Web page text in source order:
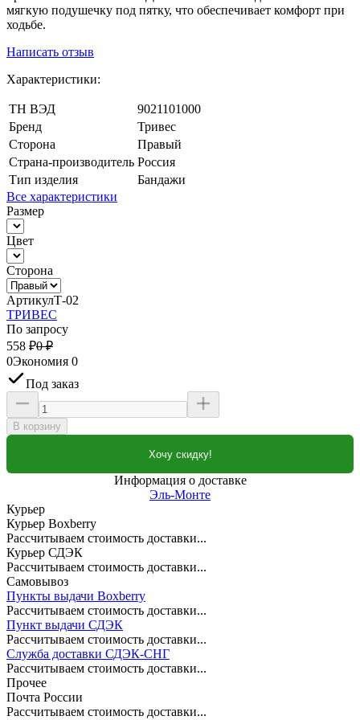
мягкую подушечку под пятку, что обеспечивает комфорт при
ходьбе.
Написать отзыв
Характеристики:
ТН ВЭД
9021101000
Бренд
Тривес
Сторона
Правый
Страна-производитель Россия
Тип изделия
Бандажи
Все характеристики
Размер
Цвет
Сторона
АртикулТ-02
ТРИВЕС
По запросу
558 ₽0 ₽
0Экономия 0
Под заказ
В корзину
Хочу скидку!
Информация о доставке
Эль-Монте
Курьер
Курьер Boxberry
Рассчитываем стоимость доставки...
Курьер СДЭК
Рассчитываем стоимость доставки...
Самовывоз
Пункты выдачи Boxberry
Рассчитываем стоимость доставки...
Пункт выдачи СДЭК
Рассчитываем стоимость доставки...
Служба доставки СДЭК-СНГ
Рассчитываем стоимость доставки...
Прочее
Почта России
Рассчитываем стоимость доставки...